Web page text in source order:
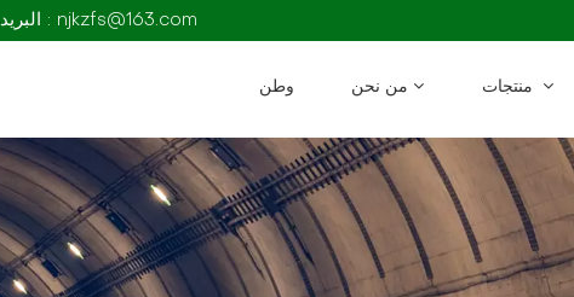
البريد الإلكتروني : njkzfs@163.com
وطن من نحن